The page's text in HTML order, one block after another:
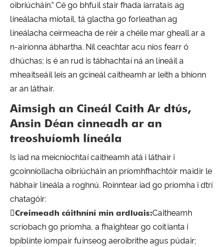
oibriúcháin.” Cé go bhfuil stair fhada iarratais ag
líneálacha miotail, tá glactha go forleathan ag
líneálacha ceirmeacha de réir a chéile mar gheall ar a
n-airíonna ábhartha. Níl ceachtar acu níos fearr ó
dhúchas; is é an rud is tábhachtaí ná an líneáil a
mheaitseáil leis an gcineál caitheamh ar leith a bhíonn
ar an láthair.
Aimsigh an Cineál Caith Ar dtús,
Ansin Déan cinneadh ar an
treoshuíomh líneála
Is iad na meicníochtaí caitheamh atá i láthair i
gcoinníollacha oibriúcháin an príomhfhachtóir maidir le
hábhair líneála a roghnú. Roinntear iad go príomha i dtrí
chatagóir:
Creimeadh cáithníní mín ardluais:Caitheamh
scríobach go príomha, a fhaightear go coitianta i
bpíblínte iompair fuinseog aeroibrithe agus púdair;